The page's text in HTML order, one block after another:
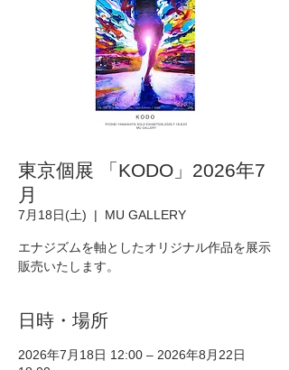
東京個展 「KODO」2026年7
月
7月18日(土)
  |
MU GALLERY
エナジズムを軸としたオリジナル作品を展示
販売いたします。
日時・場所
2026年7月18日 12:00 – 2026年8月22日